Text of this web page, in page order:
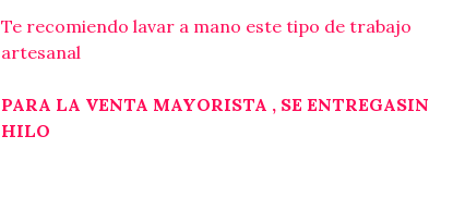
Te recomiendo lavar a mano este tipo de trabajo
artesanal
PARA LA VENTA MAYORISTA , SE ENTREGASIN
HILO